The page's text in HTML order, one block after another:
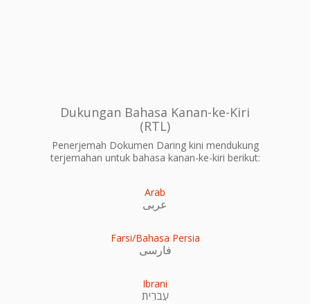
Dukungan Bahasa Kanan-ke-Kiri
(RTL)
Penerjemah Dokumen Daring kini mendukung
terjemahan untuk bahasa kanan-ke-kiri berikut:
Arab
عربى
Farsi/Bahasa Persia
فارسی
Ibrani
עִברִית